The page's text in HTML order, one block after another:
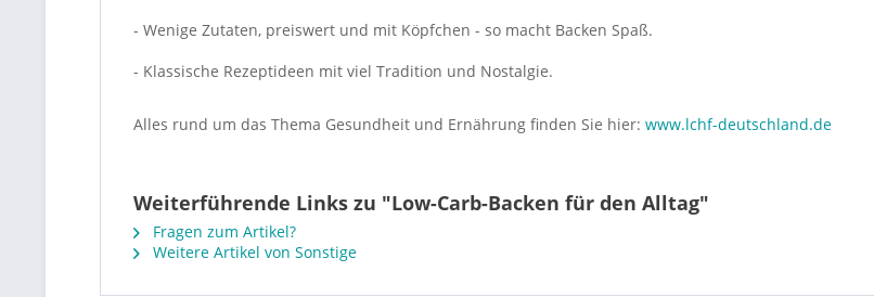
- Wenige Zutaten, preiswert und mit Köpfchen - so macht Backen Spaß.
- Klassische Rezeptideen mit viel Tradition und Nostalgie.
Alles rund um das Thema Gesundheit und Ernährung finden Sie hier: www.lchf-deutschland.de
Weiterführende Links zu "Low-Carb-Backen für den Alltag"
Fragen zum Artikel?
Weitere Artikel von Sonstige